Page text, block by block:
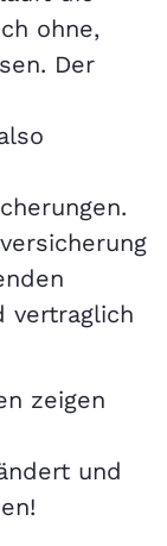
ohne,
Der
vertraglich
zeigen
und